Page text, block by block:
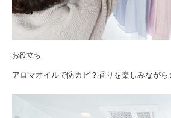
お役立ち
アロマオイルで防カビ？香りを楽しみながら